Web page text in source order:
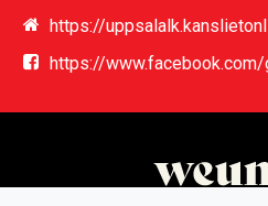
https://
https://